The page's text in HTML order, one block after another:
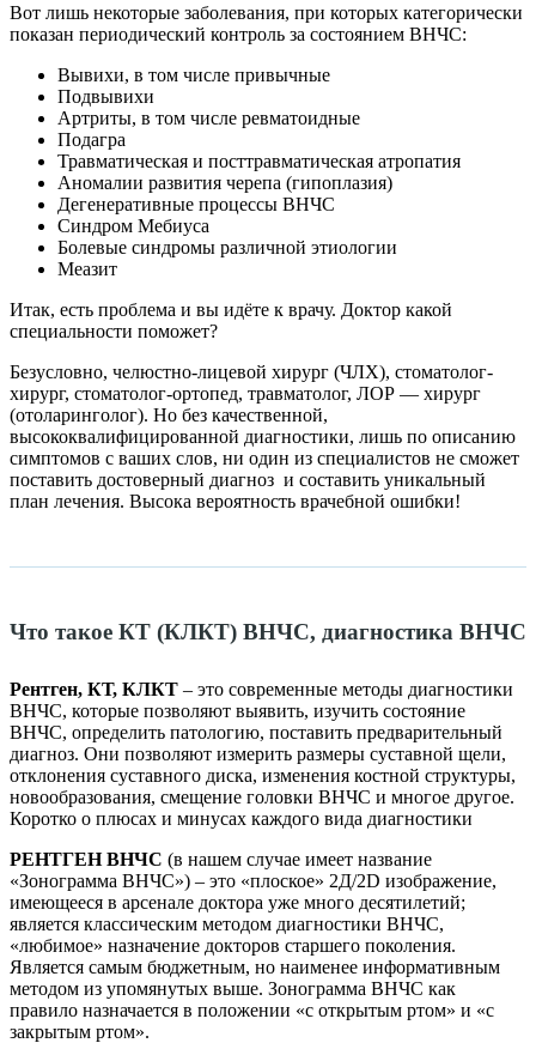
Вот лишь некоторые заболевания, при которых категорически
показан периодический контроль за состоянием ВНЧС:
Вывихи, в том числе привычные
Подвывихи
Артриты, в том числе ревматоидные
Подагра
Травматическая и посттравматическая атропатия
Аномалии развития черепа (гипоплазия)
Дегенеративные процессы ВНЧС
Синдром Мебиуса
Болевые синдромы различной этиологии
Меазит
Итак, есть проблема и вы идёте к врачу. Доктор какой
специальности поможет?
Безусловно, челюстно-лицевой хирург (ЧЛХ), стоматолог-
хирург, стоматолог-ортопед, травматолог, ЛОР — хирург
(отоларинголог). Но без качественной,
высококвалифицированной диагностики, лишь по описанию
симптомов с ваших слов, ни один из специалистов не сможет
поставить достоверный диагноз и составить уникальный
план лечения. Высока вероятность врачебной ошибки!
Что такое КТ (КЛКТ) ВНЧС, диагностика ВНЧС
Рентген, КТ, КЛКТ – это современные методы диагностики
ВНЧС, которые позволяют выявить, изучить состояние
ВНЧС, определить патологию, поставить предварительный
диагноз. Они позволяют измерить размеры суставной щели,
отклонения суставного диска, изменения костной структуры,
новообразования, смещение головки ВНЧС и многое другое.
Коротко о плюсах и минусах каждого вида диагностики
РЕНТГЕН ВНЧС (в нашем случае имеет название
«Зонограмма ВНЧС») – это «плоское» 2Д/2D изображение,
имеющееся в арсенале доктора уже много десятилетий;
является классическим методом диагностики ВНЧС,
«любимое» назначение докторов старшего поколения.
Является самым бюджетным, но наименее информативным
методом из упомянутых выше. Зонограмма ВНЧС как
правило назначается в положении «с открытым ртом» и «с
закрытым ртом».